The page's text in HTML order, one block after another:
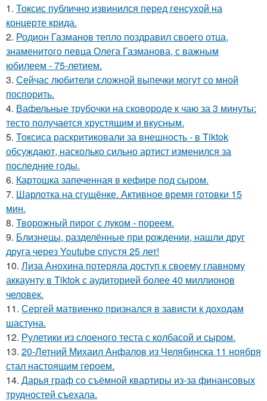
1. Токсис публично извинился перед генсухой на
концерте крида.
2. Родион Газманов тепло поздравил своего отца,
знаменитого певца Олега Газманова, с важным
юбилеем - 75-летием.
3. Сейчас любители сложной выпечки могут со мной
поспорить.
4. Вафельные трубочки на сковороде к чаю за 3 минуты:
тесто получается хрустящим и вкусным.
5. Токсиса раскритиковали за внешность - в Tiktok
обсуждают, насколько сильно артист изменился за
последние годы.
6. Картошка запеченная в кефире под сыром.
7. Шарлотка на сгущёнке. Активное время готовки 15
мин.
8. Творожный пирог с луком - пореем.
9. Близнецы, разделённые при рождении, нашли друг
друга через Youtube спустя 25 лет!
10. Лиза Анохина потеряла доступ к своему главному
аккаунту в Tiktok с аудиторией более 40 миллионов
человек.
11. Сергей матвиенко признался в зависти к доходам
шастуна.
12. Рулетики из слоеного теста с колбасой и сыром.
13. 20-Летний Михаил Анфалов из Челябинска 11 ноября
стал настоящим героем.
14. Дарья граф со съёмной квартиры из-за финансовых
трудностей съехала.